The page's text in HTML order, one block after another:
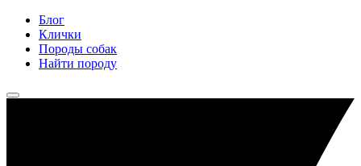
Блог
Клички
Породы собак
Найти породу